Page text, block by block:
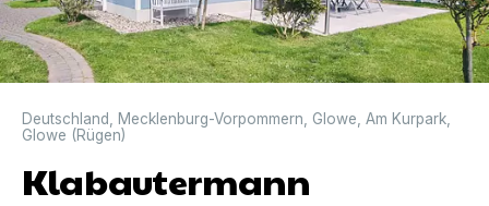
Deutschland Mecklenburg-Vorpommern Glowe Am Kurpark
Glowe (Rügen)
Klabautermann